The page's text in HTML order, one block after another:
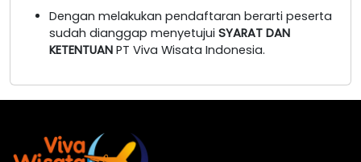
Dengan melakukan pendaftaran berarti peserta
sudah dianggap menyetujui SYARAT DAN
KETENTUAN PT Viva Wisata Indonesia.